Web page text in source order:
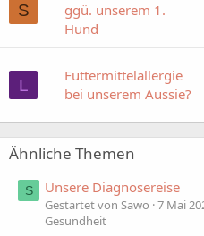
S
ggü. unserem 1.
Hund
L
Futtermittelallergie
bei unserem Aussie?
Ähnliche Themen
S Unsere Diagnosereise
Gestartet von Sawo 7 Mai
Gesundheit